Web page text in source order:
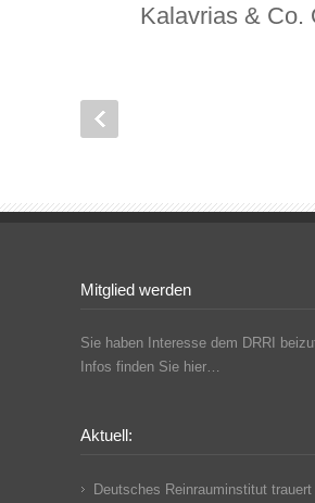
Kalavrias & Co.
Mitglied werden
Sie haben Interesse dem DRRI
Infos finden Sie hier…
Aktuell:
Deutsches Reinrauminstitut